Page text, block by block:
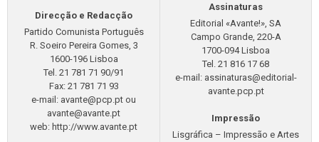
Direcção e Redacção
Partido Comunista Português
R. Soeiro Pereira Gomes, 3
1600-196 Lisboa
Tel. 21 781 71 90/91
Fax: 21 781 71 93
e-mail: avante@pcp.pt ou
avante@avante.pt
web: http://www.avante.pt
Assinaturas
Editorial «Avante!», SA
Campo Grande, 220-A
1700-094 Lisboa
Tel. 21 816 17 68
e-mail: assinaturas@editorial-
avante.pcp.pt
Impressão
Lisgráfica – Impressão e Artes